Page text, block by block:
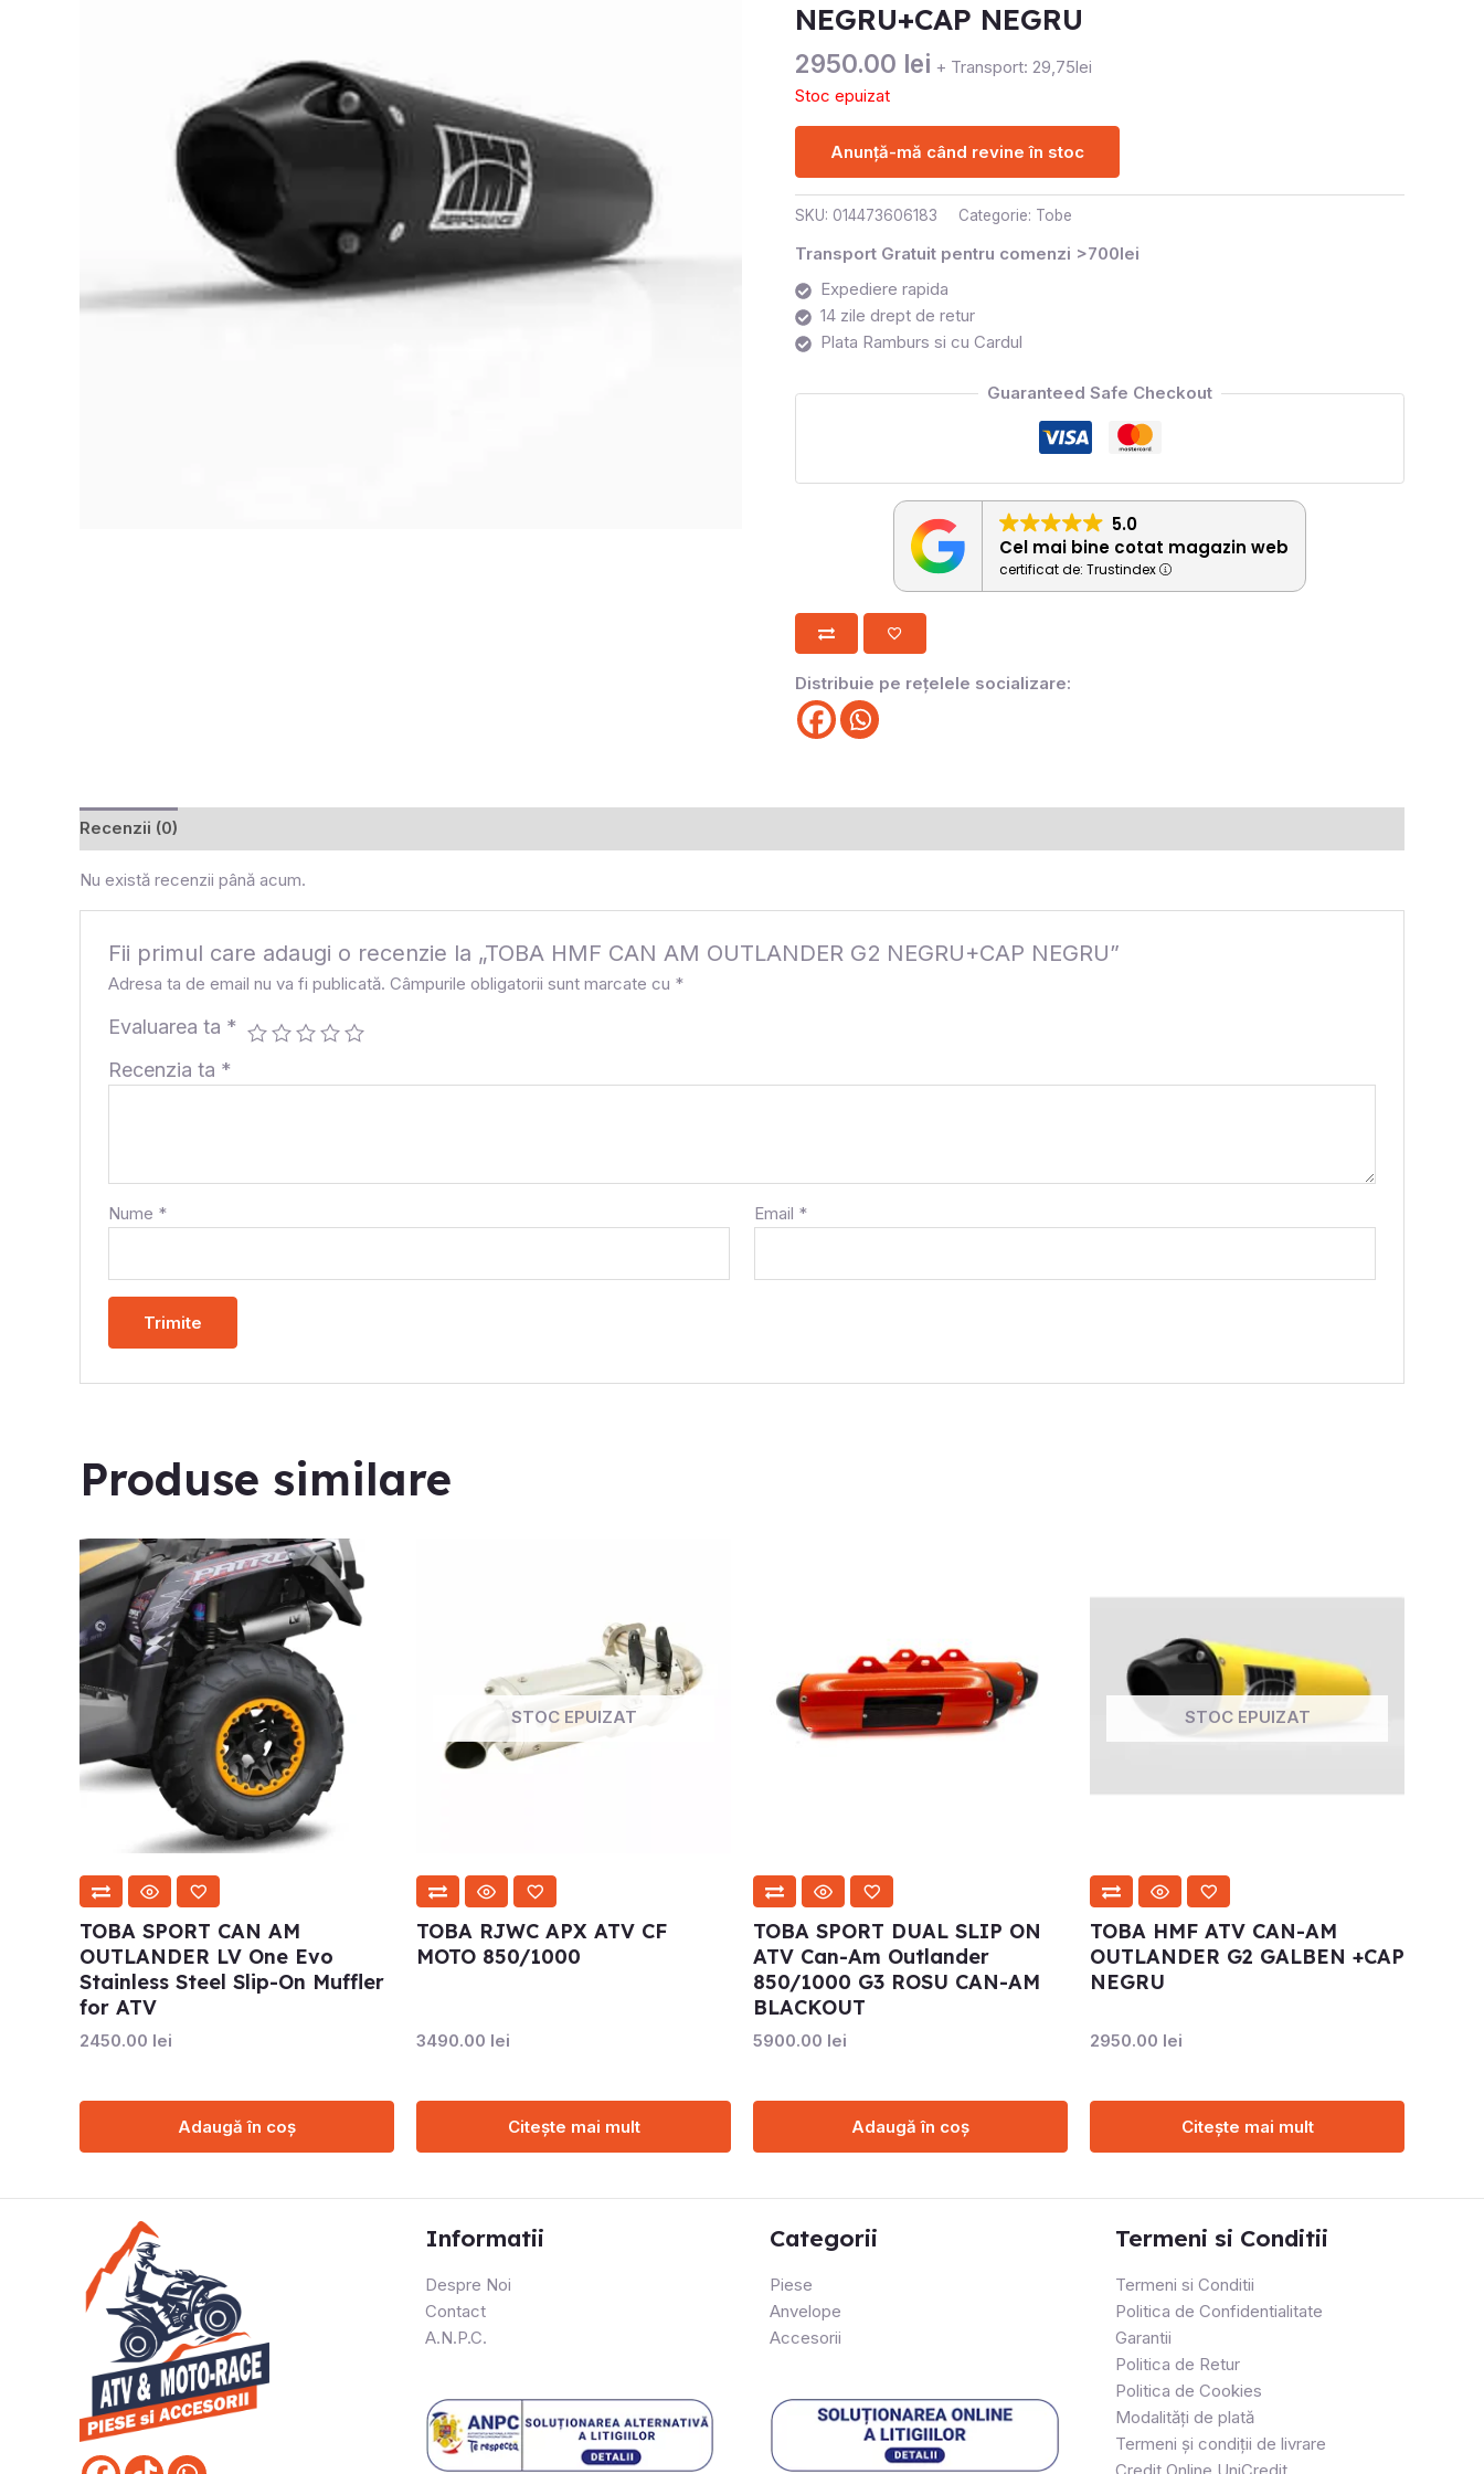
NEGRU+CAP NEGRU
2950.00 lei + Transport: 29,75lei
Stoc epuizat
Anunță-mă când revine în stoc
SKU: 014473606183 Categorie: Tobe
Transport Gratuit pentru comenzi >700lei
Expediere rapida
14 zile drept de retur
Plata Ramburs si cu Cardul
Guaranteed Safe Checkout
5.0
Cel mai bine cotat magazin web
certificat de: Trustindex
Distribuie pe rețelele socializare:
Recenzii (0)
Nu există recenzii până acum.
Fii primul care adaugi o recenzie la „TOBA HMF CAN AM OUTLANDER G2 NEGRU+CAP NEGRU”
Adresa ta de email nu va fi publicată. Câmpurile obligatorii sunt marcate cu *
Evaluarea ta *
Recenzia ta *
Nume * Email *
Produse similare
TOBA SPORT CAN AM
OUTLANDER LV One Evo
Stainless Steel Slip-On Muffler
for ATV
2450.00 lei
Adaugă în coș
STOC EPUIZAT
TOBA RJWC APX ATV CF
MOTO 850/1000
3490.00 lei
Citește mai mult
TOBA SPORT DUAL SLIP ON
ATV Can-Am Outlander
850/1000 G3 ROSU CAN-AM
BLACKOUT
5900.00 lei
Adaugă în coș
STOC EPUIZAT
TOBA HMF ATV CAN-AM
OUTLANDER G2 GALBEN +CAP
NEGRU
2950.00 lei
Citește mai mult
Informatii
Despre Noi
Contact
A.N.P.C.
Categorii
Piese
Anvelope
Accesorii
Termeni si Conditii
Termeni si Conditii
Politica de Confidentialitate
Garantii
Politica de Retur
Politica de Cookies
Modalități de plată
Termeni și condiții de livrare
Credit Online UniCredit